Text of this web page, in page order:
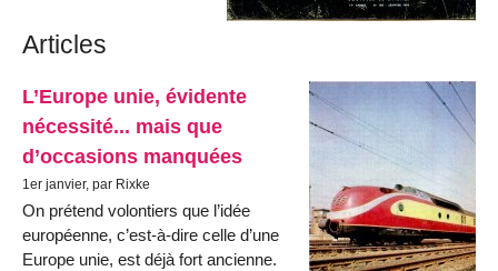
Articles
L’Europe unie, évidente
nécessité... mais que
d’occasions manquées
1er janvier, par Rixke
On prétend volontiers que l’idée
européenne, c’est-à-dire celle d’une
Europe unie, est déjà fort ancienne.